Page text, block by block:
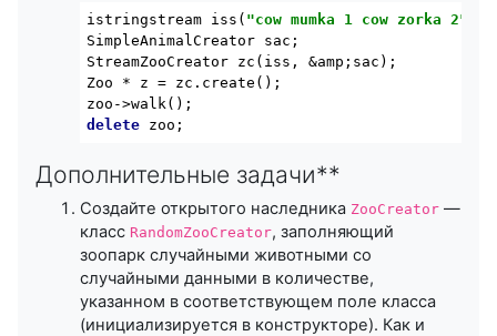
istringstream iss ( "cow mumka 1 cow zorka 2"
StreamZooCreator zc (iss, &amp;sac) ;
Zoo * z = zc.create();
delete zoo;
Дополнительные задачи**
Создайте открытого наследника ZooCreator —
класс RandomZooCreator, заполняющий
зоопарк случайными животными со
случайными данными в количестве,
указанном в соответствующем поле класса
(инициализируется в конструкторе). Как и